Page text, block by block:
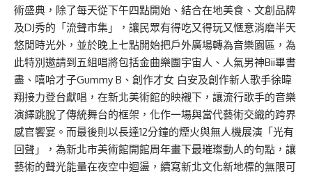
術盛典，除了每天從下午四點開始、結合在地美食、文創品牌
及DJ秀的「流聲市集」，讓民眾有得吃又得玩又愜意消磨半天
悠閒時光外，並於晚上七點開始把戶外廣場轉為音樂園區，為
此特別邀請到五組唱將包括金曲樂團宇宙人、人氣男神Bii畢書
盡、嘻哈才子Gummy B、創作才女 白安及創作新人歌手徐暐
翔接力登台獻唱，在新北美術館的映襯下，讓流行歌手的音樂
演繹跳脫了傳統舞台的框架，化作一場與當代藝術交織的跨界
感官饗宴。而最後則以長達12分鐘的煙火與無人機展演「光有
回聲」，為新北市美術館開館周年畫下最璀璨動人的句點，讓
藝術的聲光能量在夜空中迴盪，續寫新北文化新地標的無限可